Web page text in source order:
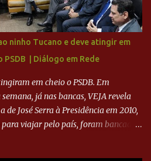
tem no mundo do futebol, além de
para que um dos mais icônicos
do clube. Fonte: Itatiaia Fonte:
SAF EXPLICA SITUAÇÃO DO
90% DAS AÇÕES DO CLUBE
ninho Tucano e deve atingir em
PSDB | Diálogo em Rede
em cheio o PSDB. Em
já nas bancas, VEJA revela
de José Serra à Presidência em 2010,
viajar pelo país, foram bancadas